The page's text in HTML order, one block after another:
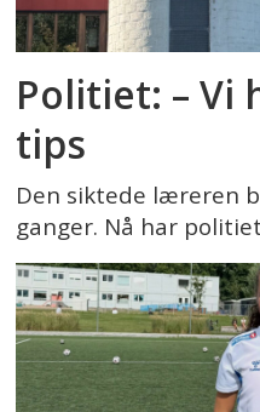
Politiet: – Vi
tips
Den siktede læreren
ganger. Nå har